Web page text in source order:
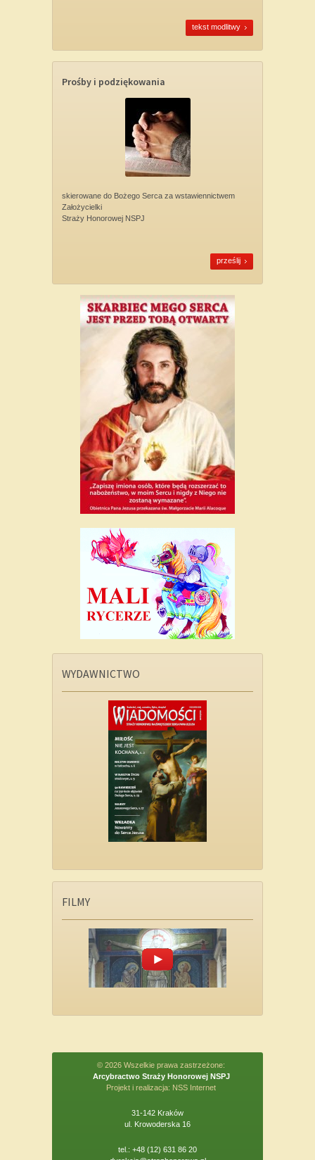
tekst modlitwy
Prośby i podziękowania
skierowane do Bożego Serca za wstawiennictwem
Założycielki
Straży Honorowej NSPJ
prześlij
WYDAWNICTWO
FILMY
© 2026 Wszelkie prawa zastrzeżone:
Arcybractwo Straży Honorowej NSPJ
Projekt i realizacja: NSS Internet
31-142 Kraków
ul. Krowoderska 16
tel.: +48 (12) 631 86 20